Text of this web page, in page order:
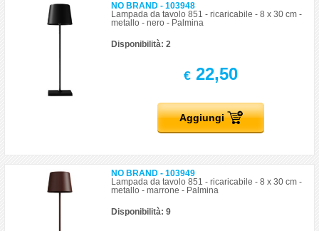
NO BRAND - 103948
Lampada da tavolo 851 - ricaricabile - 8 x 30 cm -
metallo - nero - Palmina
Disponibilità: 2
€22,50
Aggiungi
NO BRAND - 103949
Lampada da tavolo 851 - ricaricabile - 8 x 30 cm -
metallo - marrone - Palmina
Disponibilità: 9